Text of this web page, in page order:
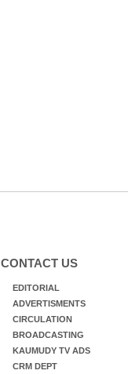
CONTACT US
EDITORIAL
ADVERTISMENTS
CIRCULATION
BROADCASTING
KAUMUDY TV ADS
CRM DEPT